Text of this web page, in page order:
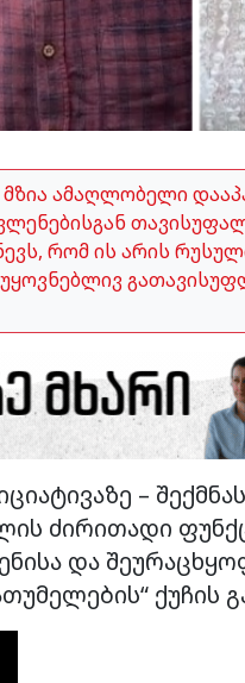
ამაღლობელი
რომ ის არის
–
ძირითადი
და
ქუჩის